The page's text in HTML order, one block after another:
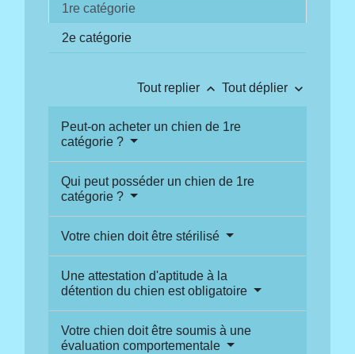
1re catégorie
2e catégorie
Tout replier keyboard_arrow_up Tout déplier keyboard_arrow_down
Peut-on acheter un chien de 1re
catégorie ?
Qui peut posséder un chien de 1re
catégorie ?
Votre chien doit être stérilisé
Une attestation d'aptitude à la
détention du chien est obligatoire
Votre chien doit être soumis à une
évaluation comportementale